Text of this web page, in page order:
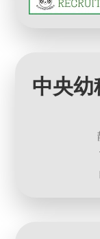
中央